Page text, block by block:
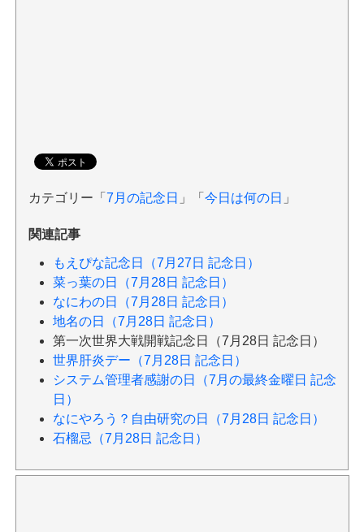
カテゴリー「 7月の記念日 」「 今日は何の日 」
関連記事
もえぴな記念日（7月27日 記念日）
菜っ葉の日（7月28日 記念日）
なにわの日（7月28日 記念日）
地名の日（7月28日 記念日）
第一次世界大戦開戦記念日（7月28日 記念日）
世界肝炎デー（7月28日 記念日）
システム管理者感謝の日（7月の最終金曜日 記念
日）
なにやろう？自由研究の日（7月28日 記念日）
石榴忌（7月28日 記念日）